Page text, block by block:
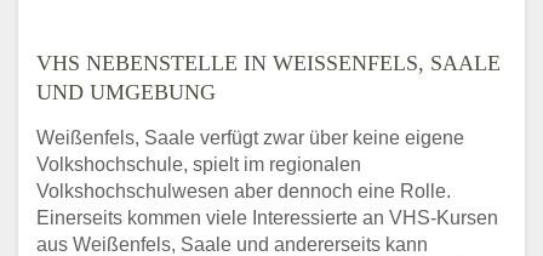
VHS NEBENSTELLE IN WEISSENFELS, SAALE U
ND UMGEBUNG
Weißenfels, Saale verfügt zwar über keine eigene
Volkshochschule, spielt im regionalen
Volkshochschulwesen aber dennoch eine Rolle.
Einerseits kommen viele Interessierte an VHS-Kursen
aus Weißenfels, Saale und andererseits kann